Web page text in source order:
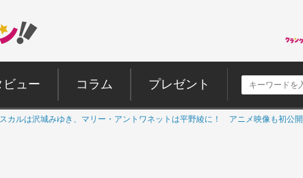
ビュー コラム プレゼント
カルは沢城みゆき、マリー・アントワネットは平野綾に！ アニメ映像も初公開